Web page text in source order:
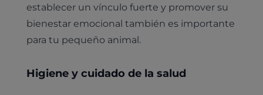
establecer un vínculo fuerte y promover su
bienestar emocional también es importante
para tu pequeño animal.
Higiene y cuidado de la salud